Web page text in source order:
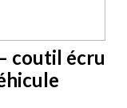
coutil écru